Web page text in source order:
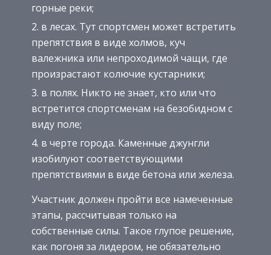
горные реки;
в лесах. Тут спортсмен может встретить
препятствия в виде холмов, куч
валежника или непроходимой чащи, где
произрастают колючие кустарники;
в полях. Никто не знает, кто или что
встретится спортсменам на безобидном с
виду поле;
в черте города. Каменные джунгли
изобилуют соответствующими
препятствиями в виде бетона или железа.
Участник должен пройти все намеченные
этапы, рассчитывая только на
собственные силы. Такое глупое решение,
как погоня за лидером, не обязательно